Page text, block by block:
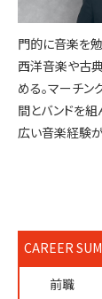
門的に音楽を
西洋音楽や古
める。マーチン
間とバンドを
広い音楽経験
CAREER
前職